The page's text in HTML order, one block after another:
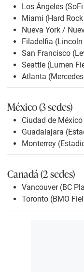
Los Ángeles
Miami (Hard
Nueva York /
Filadelfia
San Francisco
Seattle (Lumen
Atlanta
México (3 sedes)
Ciudad de
Guadalajara
Monterrey
Canadá (2 sedes)
Vancouver (BC
Toronto (BMO